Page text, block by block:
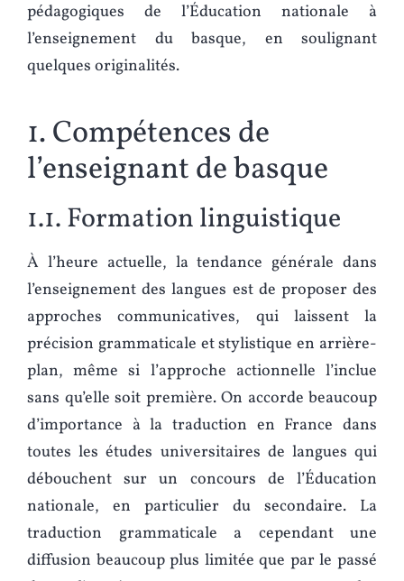
pédagogiques de l’Éducation nationale à
l’enseignement du basque, en soulignant
quelques originalités.
1. Compétences de
l’enseignant de basque
1.1. Formation linguistique
À l’heure actuelle, la tendance générale dans
l’enseignement des langues est de proposer des
approches communicatives, qui laissent la
précision grammaticale et stylistique en arrière-
plan, même si l’approche actionnelle l’inclue
sans qu’elle soit première. On accorde beaucoup
d’importance à la traduction en France dans
toutes les études universitaires de langues qui
débouchent sur un concours de l’Éducation
nationale, en particulier du secondaire. La
traduction grammaticale a cependant une
diffusion beaucoup plus limitée que par le passé